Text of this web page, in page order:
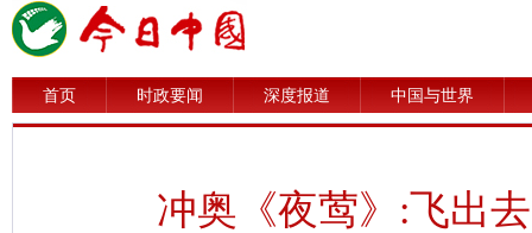
首页 时政要闻 深度报道 中国与世界
冲奥《夜莺》:飞出